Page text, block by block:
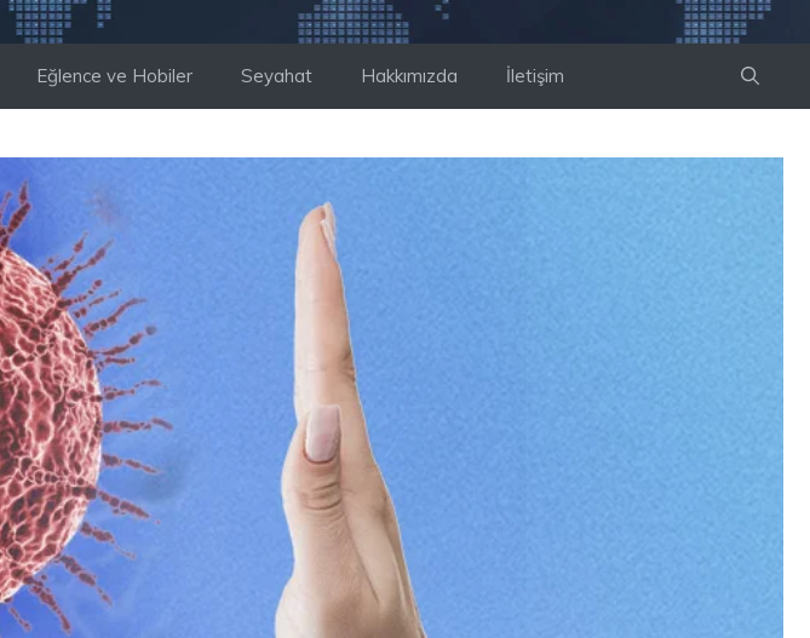
Eğlence ve Hobiler Seyahat Hakkımızda İletişim